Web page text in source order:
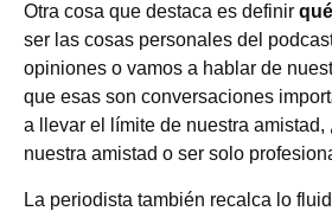
Otra cosa que destaca es definir
ser las cosas personales del
opiniones o vamos a hablar de
que esas son conversaciones
a llevar el límite de nuestra amistad,
nuestra amistad o ser solo
La periodista también recalca lo